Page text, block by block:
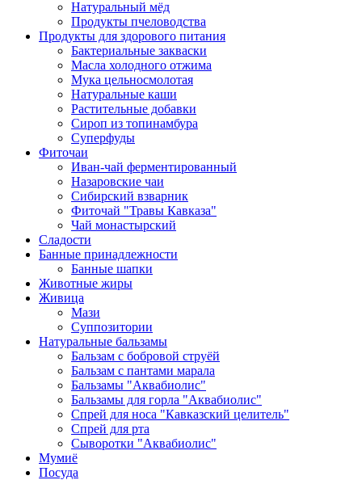
Натуральный мёд
Продукты пчеловодства
Продукты для здорового питания
Бактериальные закваски
Масла холодного отжима
Мука цельносмолотая
Натуральные каши
Растительные добавки
Сироп из топинамбура
Суперфуды
Фиточаи
Иван-чай ферментированный
Назаровские чаи
Сибирский взварник
Фиточай "Травы Кавказа"
Чай монастырский
Сладости
Банные принадлежности
Банные шапки
Животные жиры
Живица
Мази
Суппозитории
Натуральные бальзамы
Бальзам с бобровой струёй
Бальзам с пантами марала
Бальзамы "Аквабиолис"
Бальзамы для горла "Аквабиолис"
Спрей для носа "Кавказский целитель"
Спрей для рта
Сыворотки "Аквабиолис"
Мумиё
Посуда